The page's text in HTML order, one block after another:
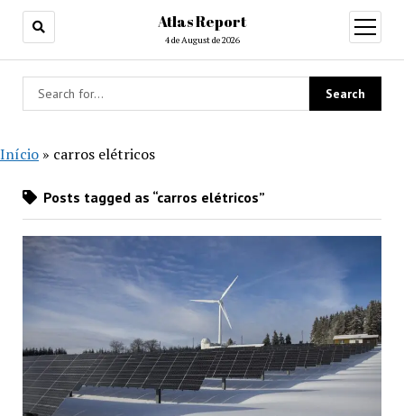
Atlas Report
4 de August de 2026
open
menu
Início » carros elétricos
Posts tagged as “carros elétricos”